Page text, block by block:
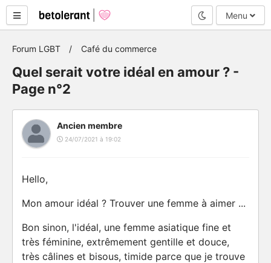
Mode nuit
Menu
Forum LGBT Café du commerce
Quel serait votre idéal en amour ? -
Page n°2
Ancien membre
24/07/2021 à 19:02
Hello,
Mon amour idéal ? Trouver une femme à aimer ...
Bon sinon, l'idéal, une femme asiatique fine et
très féminine, extrêmement gentille et douce,
très câlines et bisous, timide parce que je trouve